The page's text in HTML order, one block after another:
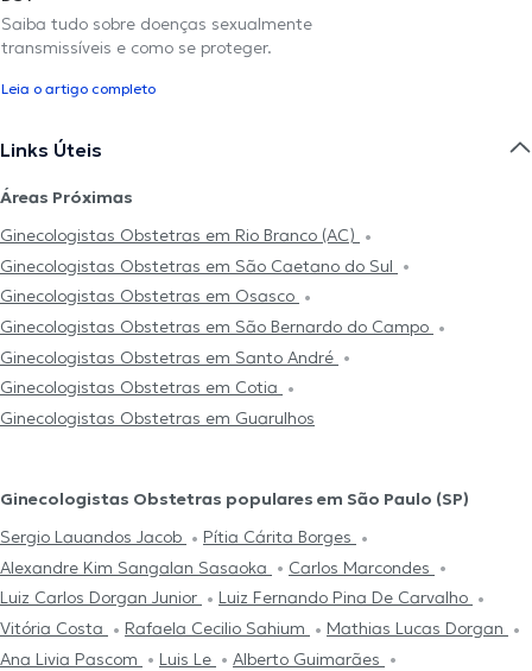
Saiba tudo sobre doenças sexualmente
transmissíveis e como se proteger.
Leia o artigo completo
Links Úteis
Áreas Próximas
Ginecologistas Obstetras em Rio Branco (AC)
Ginecologistas Obstetras em São Caetano do Sul
Ginecologistas Obstetras em Osasco
Ginecologistas Obstetras em São Bernardo do Campo
Ginecologistas Obstetras em Santo André
Ginecologistas Obstetras em Cotia
Ginecologistas Obstetras em Guarulhos
Ginecologistas Obstetras populares em São Paulo (SP)
Sergio Lauandos Jacob
Pítia Cárita Borges
Alexandre Kim Sangalan Sasaoka
Carlos Marcondes
Luiz Carlos Dorgan Junior
Luiz Fernando Pina De Carvalho
Vitória Costa
Rafaela Cecilio Sahium
Mathias Lucas Dorgan
Ana Livia Pascom
Luis Le
Alberto Guimarães